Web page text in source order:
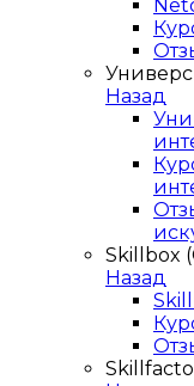
Назад
Skillbox
Назад